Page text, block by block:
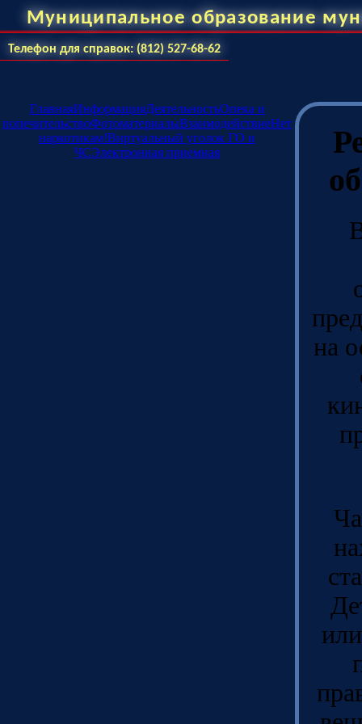
Муниципальное образование
Телефон для справок: (812) 527-68-62
ГлавнаяИнформацияДеятельностьОпека и
попечительствоФотоматериалыВзаимодействиеНет
наркотикам!Виртуальный уголок ГО и
ЧСЭлектронная приемная
на